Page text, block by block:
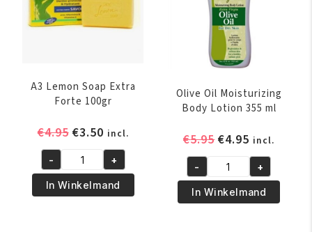
A3 Lemon Soap Extra
Forte 100gr
€4.95 Oorspronkelijke
was:
€4.95.
€3.50Huidige
prijs
is:
€3.50.
incl.
A3
Lemon
Soap
- +
In Winkelmand
Olive Oil Moisturizing
Body Lotion 355 ml
€5.95
was:
€5.95.
€4.95 Huidige
prijs
is:
€4.95.
incl.
Olive
Oil
Moisturizing
- +
In Winkelmand